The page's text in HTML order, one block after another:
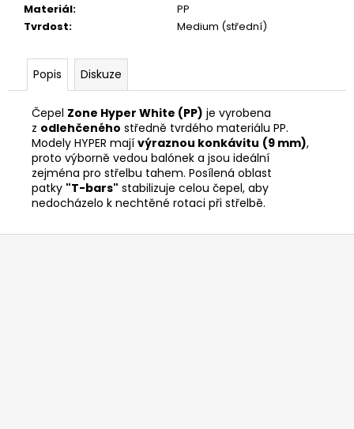
Materiál:
PP
Tvrdost: Medium (střední)
Popis Diskuze
Čepel Zone Hyper White (PP) je vyrobena
z odlehčeného středně tvrdého materiálu PP.
Modely HYPER mají výraznou konkávitu (9 mm),
proto výborně vedou balónek a jsou ideální
zejména pro střelbu tahem. Posílená oblast
patky "T-bars" stabilizuje celou čepel, aby
nedocházelo k nechtěné rotaci při střelbě.
Z